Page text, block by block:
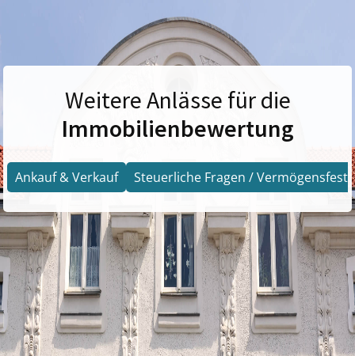
Weitere Anlässe für die
Immobilienbewertung
Ankauf & Verkauf Steuerliche Fragen /